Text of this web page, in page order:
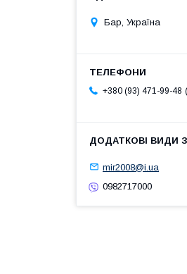
Бар, Україна
+380 (93) 471-99-48
mir2008@i.ua
0982717000